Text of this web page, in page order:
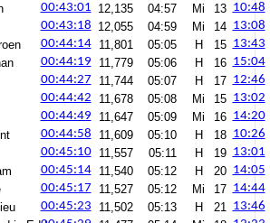
00:43:01 12,135 04:57 Mi 13 10:48
00:43:18 12,055 04:59 Mi 14 13:08
00:44:14 11,801 05:05 H 15 13:43
00:44:19 11,779 05:06 H 16 15:04
00:44:27 11,744 05:07 H 17 12:46
00:44:42 11,678 05:08 Mi 15 13:02
00:44:49 11,647 05:09 Mi 16 14:20
00:44:58 11,609 05:10 H 18 10:26
00:45:10 11,557 05:11 H 19 13:01
00:45:14 11,540 05:12 H 20 14:05
00:45:17 11,527 05:12 Mi 17 14:44
00:45:23 11,502 05:13 H 21 13:46